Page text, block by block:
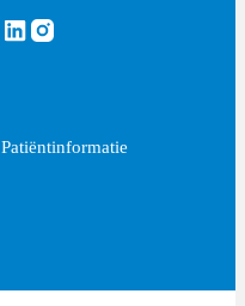
Volg ons via Linkedin
Volg ons via Instagram
Patiëntinformatie